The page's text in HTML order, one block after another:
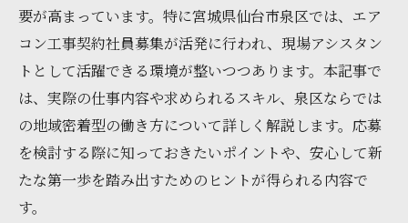
要が高まっています。特に宮城県仙台市泉区では、エア
コン工事契約社員募集が活発に行われ、現場アシスタン
トとして活躍できる環境が整いつつあります。本記事で
は、実際の仕事内容や求められるスキル、泉区ならでは
の地域密着型の働き方について詳しく解説します。応募
を検討する際に知っておきたいポイントや、安心して新
たな第一歩を踏み出すためのヒントが得られる内容で
す。